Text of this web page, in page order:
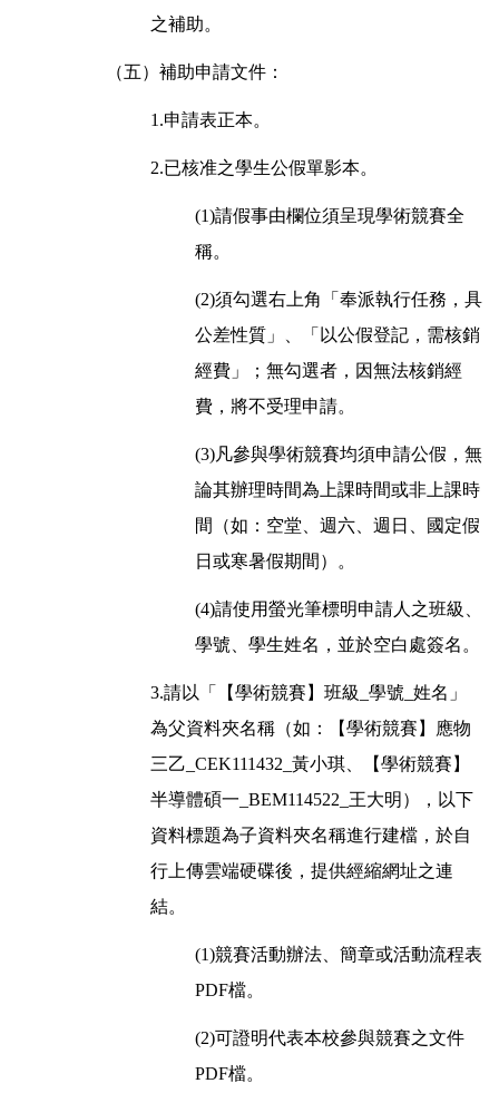
之補助。
（五）補助申請文件：
1.申請表正本。
2.已核准之學生公假單影本。
(1)請假事由欄位須呈現學術競賽全
稱。
(2)須勾選右上角「奉派執行任務，具
公差性質」、「以公假登記，需核銷
經費」；無勾選者，因無法核銷經
費，將不受理申請。
(3)凡參與學術競賽均須申請公假，無
論其辦理時間為上課時間或非上課時
間（如：空堂、週六、週日、國定假
日或寒暑假期間）。
(4)請使用螢光筆標明申請人之班級、
學號、學生姓名，並於空白處簽名。
3.請以「【學術競賽】班級_學號_姓名」
為父資料夾名稱（如：【學術競賽】應物
三乙_CEK111432_黃小琪、【學術競賽】
半導體碩一_BEM114522_王大明），以下
資料標題為子資料夾名稱進行建檔，於自
行上傳雲端硬碟後，提供經縮網址之連
結。
(1)競賽活動辦法、簡章或活動流程表
PDF檔。
(2)可證明代表本校參與競賽之文件
PDF檔。